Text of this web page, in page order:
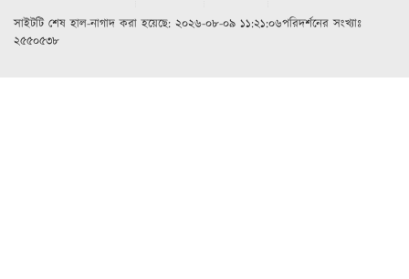
সাইটটি শেষ হাল-নাগাদ করা হয়েছে: ২০২৬-০৮-০৯ ১১:২১:০৬পরিদর্শনের সংখ্যাঃ
২৫৫০৫৩৮